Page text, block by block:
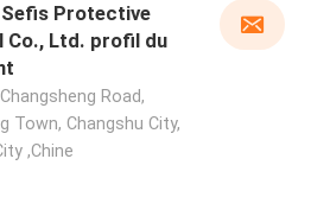
Sefis Protective
Co., Ltd. profil du
Road,
Town, Changshu City,
,Chine